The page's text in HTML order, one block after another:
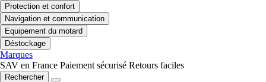
Protection et confort
Navigation et communication
Equipement du motard
Déstockage
Marques
SAV en France Paiement sécurisé Retours faciles
Rechercher